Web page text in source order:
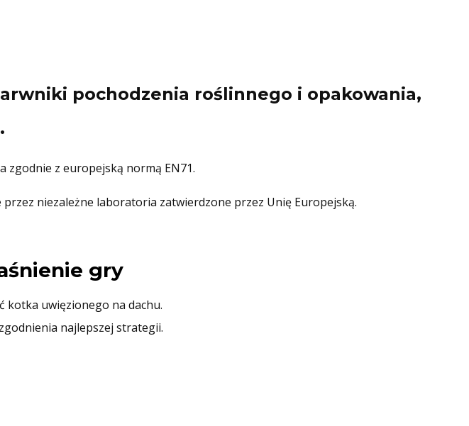
pochodzenia roślinnego i opakowania,
zgodnie z europejską normą EN71.
niezależne laboratoria zatwierdzone przez Unię Europejską.
gry
kotka uwięzionego na dachu.
najlepszej strategii.